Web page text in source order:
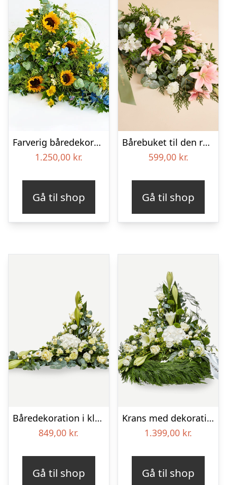
Farverig båredekoration i gul og blå – Blomster til begravelse
1.250,00 kr.
Gå til shop
Bårebuket til den rolige afsked med bånd
599,00 kr.
Gå til shop
Båredekoration i klassisk stil – creme
849,00 kr.
Gå til shop
Krans med dekoration i klassisk stil og bånd creme
1.399,00 kr.
Gå til shop